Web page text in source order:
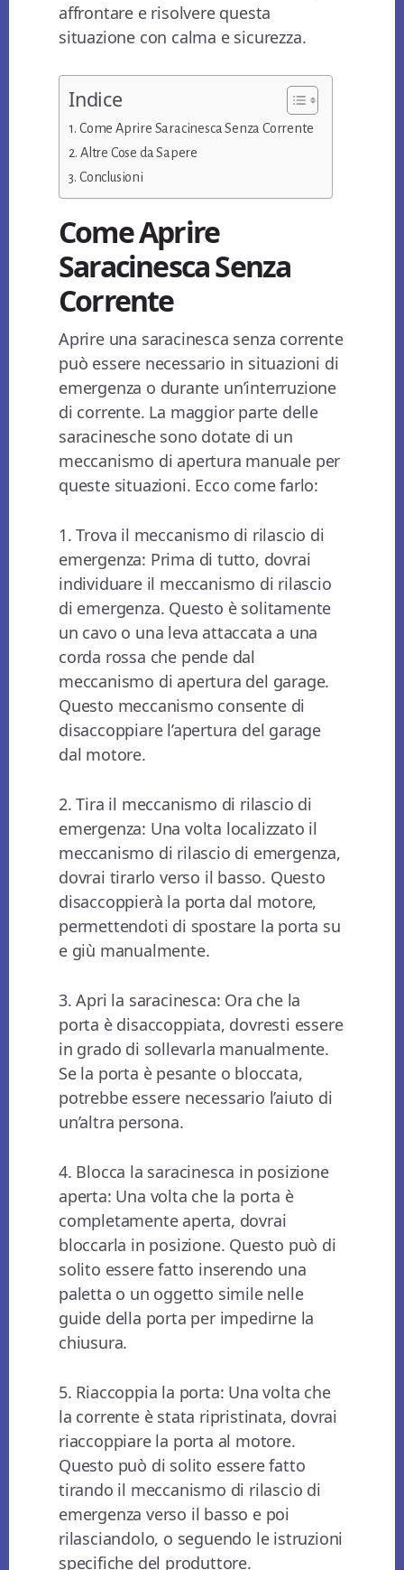
affrontare e risolvere questa
situazione con calma e sicurezza.
Indice
Come Aprire Saracinesca Senza Corrente
Altre Cose da Sapere
Conclusioni
Come Aprire
Saracinesca Senza
Corrente
Aprire una saracinesca senza corrente
può essere necessario in situazioni di
emergenza o durante un’interruzione
di corrente. La maggior parte delle
saracinesche sono dotate di un
meccanismo di apertura manuale per
queste situazioni. Ecco come farlo:
1. Trova il meccanismo di rilascio di
emergenza: Prima di tutto, dovrai
individuare il meccanismo di rilascio
di emergenza. Questo è solitamente
un cavo o una leva attaccata a una
corda rossa che pende dal
meccanismo di apertura del garage.
Questo meccanismo consente di
disaccoppiare l’apertura del garage
dal motore.
2. Tira il meccanismo di rilascio di
emergenza: Una volta localizzato il
meccanismo di rilascio di emergenza,
dovrai tirarlo verso il basso. Questo
disaccoppierà la porta dal motore,
permettendoti di spostare la porta su
e giù manualmente.
3. Apri la saracinesca: Ora che la
porta è disaccoppiata, dovresti essere
in grado di sollevarla manualmente.
Se la porta è pesante o bloccata,
potrebbe essere necessario l’aiuto di
un’altra persona.
4. Blocca la saracinesca in posizione
aperta: Una volta che la porta è
completamente aperta, dovrai
bloccarla in posizione. Questo può di
solito essere fatto inserendo una
paletta o un oggetto simile nelle
guide della porta per impedirne la
chiusura.
5. Riaccoppia la porta: Una volta che
la corrente è stata ripristinata, dovrai
riaccoppiare la porta al motore.
Questo può di solito essere fatto
tirando il meccanismo di rilascio di
emergenza verso il basso e poi
rilasciandolo, o seguendo le istruzioni
specifiche del produttore.